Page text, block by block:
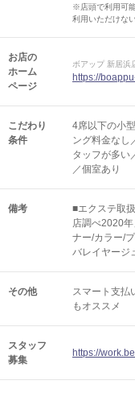
※店頭で利用可
利用いただけな
お店の
ホーム
ページ
ボアップ 新居浜
https://
こだわり
条件
4席以下の小
ング料金なし
タッフが多い
／個室あり
備考
■エクステ取
店調べ2020
ナー/カラー/
バレイヤージ
その他 スマート支払
もオススメ
スタッフ
募集
https://